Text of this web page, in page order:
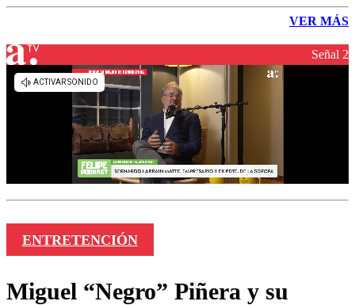
VER MÁS
Señal 2
ENTRETENCIÓN
Miguel “Negro” Piñera y su